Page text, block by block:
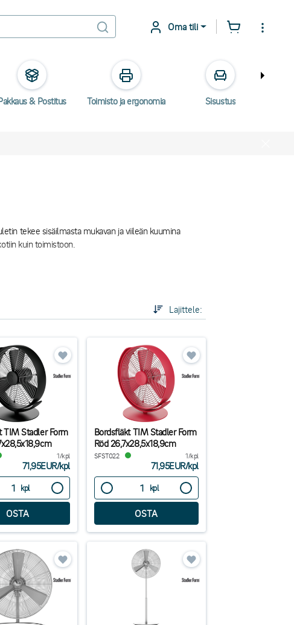
Oma tili
& Postitus Toimisto ja ergonomia Sisustus
tekee sisäilmasta mukavan ja viileän kuumina
kuin toimistoon.
valinta. Ilmastointilaitteilla on pyörät, ajastin ja
hieno sisustuslisä! Lajittele:
TIM Stadler Form
1/kpl
71,95EUR/kpl
kpl
Bordsfläkt TIM Stadler Form
Röd 26,7x28,5x18,9cm
SFST022 1/kpl
71,95EUR/kpl
kpl